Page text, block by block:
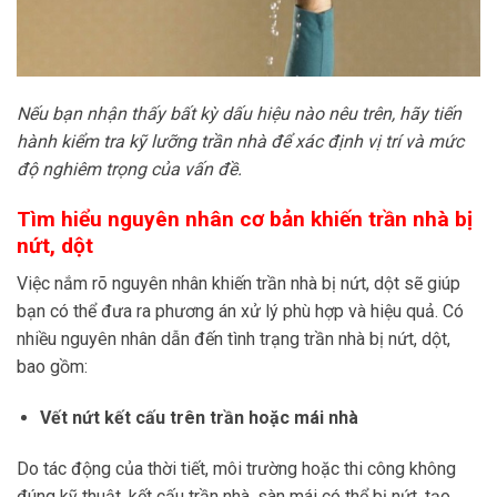
Nếu bạn nhận thấy bất kỳ dấu hiệu nào nêu trên, hãy tiến
hành kiểm tra kỹ lưỡng trần nhà để xác định vị trí và mức
độ nghiêm trọng của vấn đề.
Tìm hiểu nguyên nhân cơ bản khiến trần nhà bị
nứt, dột
Việc nắm rõ nguyên nhân khiến trần nhà bị nứt, dột sẽ giúp
bạn có thể đưa ra phương án xử lý phù hợp và hiệu quả. Có
nhiều nguyên nhân dẫn đến tình trạng trần nhà bị nứt, dột,
bao gồm:
Vết nứt kết cấu trên trần hoặc mái nhà
Do tác động của thời tiết, môi trường hoặc thi công không